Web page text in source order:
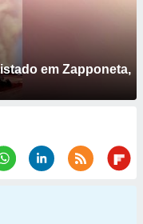
em Zapponeta,